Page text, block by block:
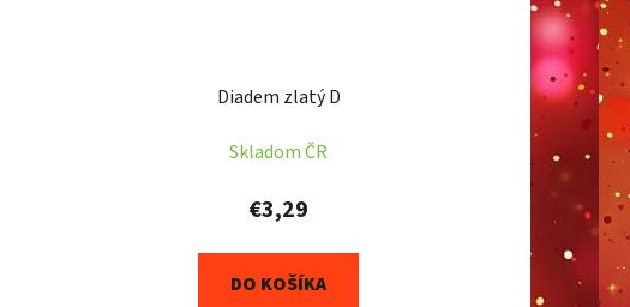
Diadem zlatý D
Skladom ČR
€3,29
DO KOŠÍKA